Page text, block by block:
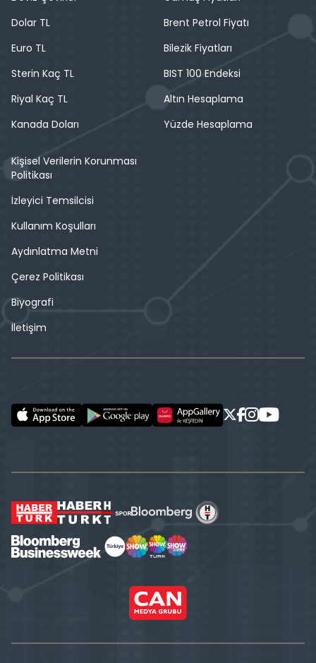
Dolar TL
Euro TL
Sterin Kaç TL
Riyal Kaç TL
Kanada Doları
Brent Petrol Fiyatı
Bilezik Fiyatları
BIST 100 Endeksi
Altın Hesaplama
Yüzde Hesaplama
Kişisel Verilerin Korunması
Politikası
İzleyici Temsilcisi
Kullanım Koşulları
Aydınlatma Metni
Çerez Politikası
Biyografi
İletişim